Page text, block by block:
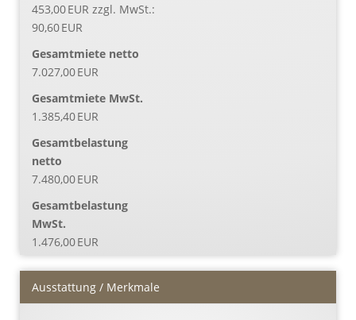
453,00 EUR zzgl. MwSt.:
90,60 EUR
Gesamtmiete netto
7.027,00 EUR
Gesamtmiete MwSt.
1.385,40 EUR
Gesamtbelastung
netto
7.480,00 EUR
Gesamtbelastung
MwSt.
1.476,00 EUR
Ausstattung / Merkmale